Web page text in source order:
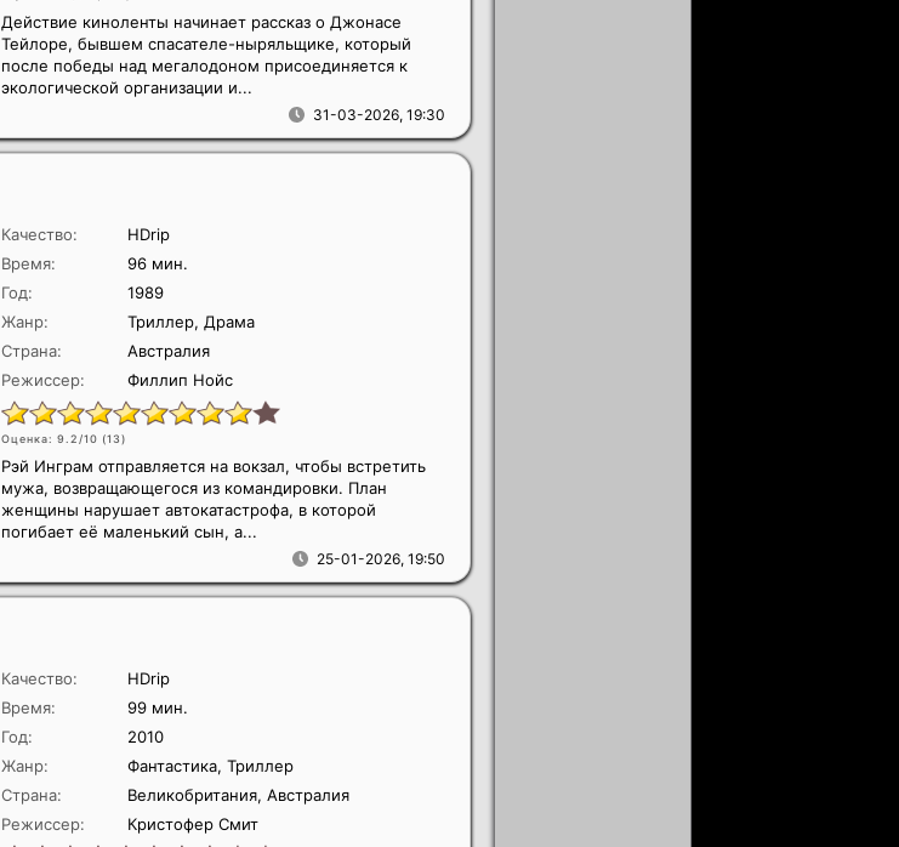
31-03-2026, 19:30
Действие киноленты начинает рассказ о Джонасе
Тейлоре, бывшем спасателе-ныряльщике, который
после победы над мегалодоном присоединяется к
экологической организации и...
Качество:
HDrip
Время:
96 мин.
Год:
1989
Жанр:
Триллер, Драма
Страна:
Австралия
Режиссер:
Филлип Нойс
Оценка: 9.2/10 (13)
25-01-2026, 19:50
Рэй Инграм отправляется на вокзал, чтобы встретить
мужа, возвращающегося из командировки. План
женщины нарушает автокатастрофа, в которой
погибает её маленький сын, а...
Качество:
HDrip
Время:
99 мин.
Год:
2010
Жанр:
Фантастика, Триллер
Страна:
Великобритания, Австралия
Режиссер:
Кристофер Смит